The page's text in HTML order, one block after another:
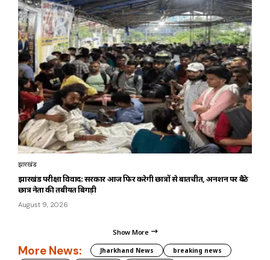
झारखंड
झारखंड परीक्षा विवाद: सरकार आज फिर करेगी छात्रों से बातचीत, अनशन पर बैठे
छात्र नेता की तबीयत बिगड़ी
August 9, 2026
Show More
More News: Jharkhand News
breaking news